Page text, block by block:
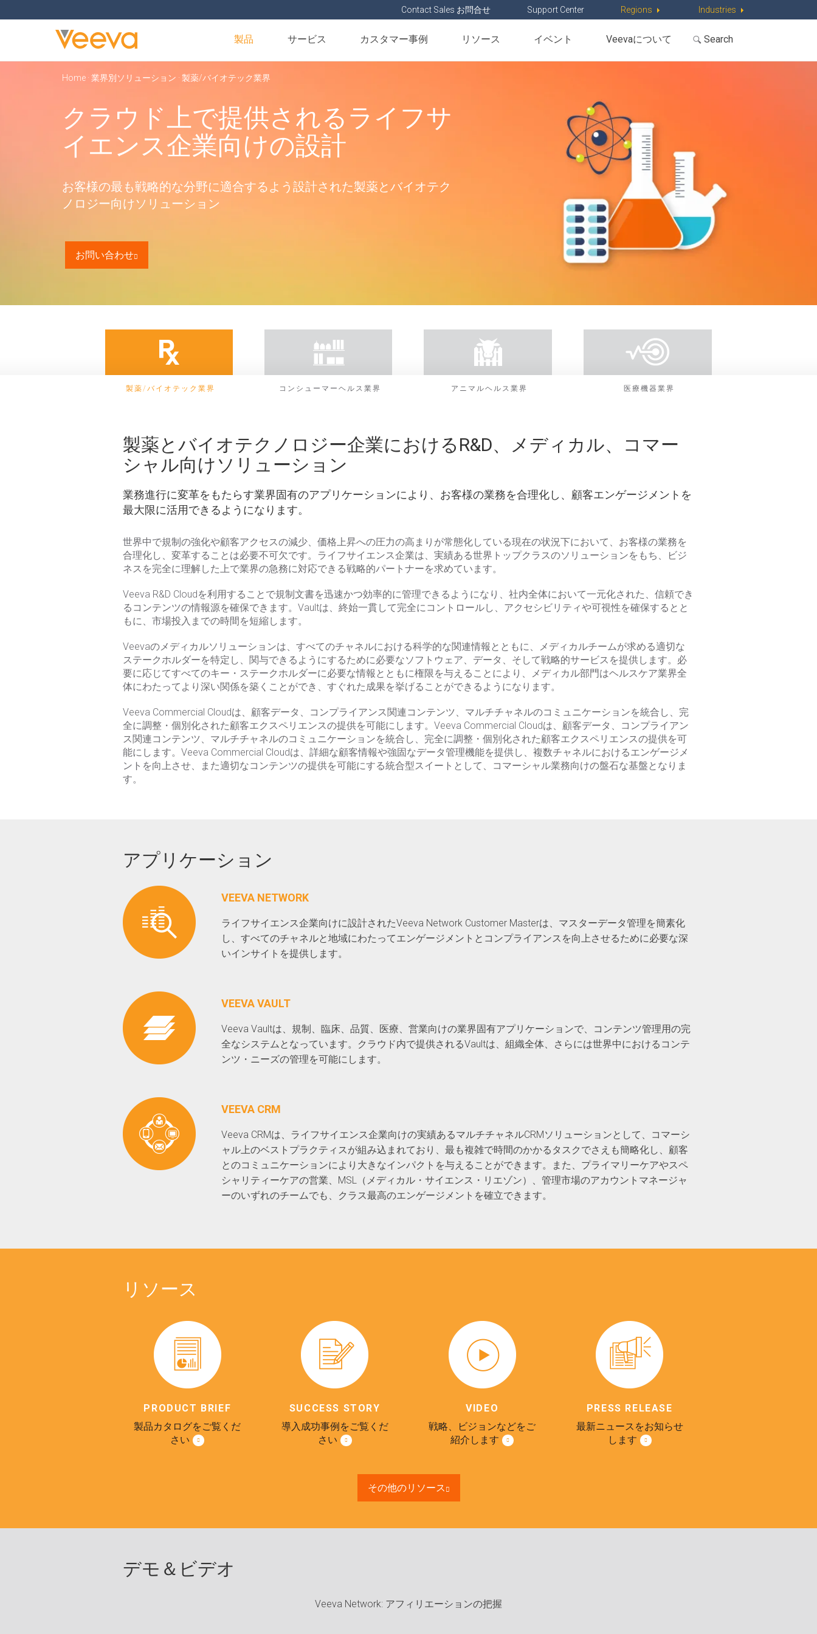
Contact Sales お問合せ Support Center Regions Industries
製品 サービス カスタマー事例 リソース イベント Veevaについて
Home · 業界別ソリューション · 製薬/バイオテック業界
クラウド上で提供されるライフサ
イエンス企業向けの設計
お客様の最も戦略的な分野に適合するよう設計された製薬とバイオテク
ノロジー向けソリューション
お問い合わせ
製薬/バイオテック業界 コンシューマーヘルス業界 アニマルヘルス業界 医療機器業界
製薬とバイオテクノロジー企業におけるR&D、メディカル、コマー
シャル向けソリューション
業務進行に変革をもたらす業界固有のアプリケーションにより、お客様の業務を合理化し、顧客エンゲージメントを
最大限に活用できるようになります。
世界中で規制の強化や顧客アクセスの減少、価格上昇への圧力の高まりが常態化している現在の状況下において、お客様の業務を
合理化し、変革することは必要不可欠です。ライフサイエンス企業は、実績ある世界トップクラスのソリューションをもち、ビジ
ネスを完全に理解した上で業界の急務に対応できる戦略的パートナーを求めています。
Veeva R&D Cloudを利用することで規制文書を迅速かつ効率的に管理できるようになり、社内全体において一元化された、信頼でき
るコンテンツの情報源を確保できます。Vaultは、終始一貫して完全にコントロールし、アクセシビリティや可視性を確保するとと
もに、市場投入までの時間を短縮します。
Veevaのメディカルソリューションは、すべてのチャネルにおける科学的な関連情報とともに、メディカルチームが求める適切な
ステークホルダーを特定し、関与できるようにするために必要なソフトウェア、データ、そして戦略的サービスを提供します。必
要に応じてすべてのキー・ステークホルダーに必要な情報とともに権限を与えることにより、メディカル部門はヘルスケア業界全
体にわたってより深い関係を築くことができ、すぐれた成果を挙げることができるようになります。
Veeva Commercial Cloudは、顧客データ、コンプライアンス関連コンテンツ、マルチチャネルのコミュニケーションを統合し、完
全に調整・個別化された顧客エクスペリエンスの提供を可能にします。Veeva Commercial Cloudは、顧客データ、コンプライアン
ス関連コンテンツ、マルチチャネルのコミュニケーションを統合し、完全に調整・個別化された顧客エクスペリエンスの提供を可
能にします。Veeva Commercial Cloudは、詳細な顧客情報や強固なデータ管理機能を提供し、複数チャネルにおけるエンゲージメ
ントを向上させ、また適切なコンテンツの提供を可能にする統合型スイートとして、コマーシャル業務向けの盤石な基盤となりま
す。
アプリケーション
VEEVA NETWORK
ライフサイエンス企業向けに設計されたVeeva Network Customer Masterは、マスターデータ管理を簡素化
し、すべてのチャネルと地域にわたってエンゲージメントとコンプライアンスを向上させるために必要な深
いインサイトを提供します。
VEEVA VAULT
Veeva Vaultは、規制、臨床、品質、医療、営業向けの業界固有アプリケーションで、コンテンツ管理用の完
全なシステムとなっています。クラウド内で提供されるVaultは、組織全体、さらには世界中におけるコンテ
ンツ・ニーズの管理を可能にします。
VEEVA CRM
Veeva CRMは、ライフサイエンス企業向けの実績あるマルチチャネルCRMソリューションとして、コマーシ
ャル上のベストプラクティスが組み込まれており、最も複雑で時間のかかるタスクでさえも簡略化し、顧客
とのコミュニケーションにより大きなインパクトを与えることができます。また、プライマリーケアやスペ
シャリティーケアの営業、MSL（メディカル・サイエンス・リエゾン）、管理市場のアカウントマネージャ
ーのいずれのチームでも、クラス最高のエンゲージメントを確立できます。
リソース
PRODUCT BRIEF
製品カタログをご覧くだ
さい
SUCCESS STORY
導入成功事例をご覧くだ
さい
VIDEO
戦略、ビジョンなどをご
紹介します
PRESS RELEASE
最新ニュースをお知らせ
します
その他のリソース
デモ＆ビデオ
Veeva Network: アフィリエーションの把握